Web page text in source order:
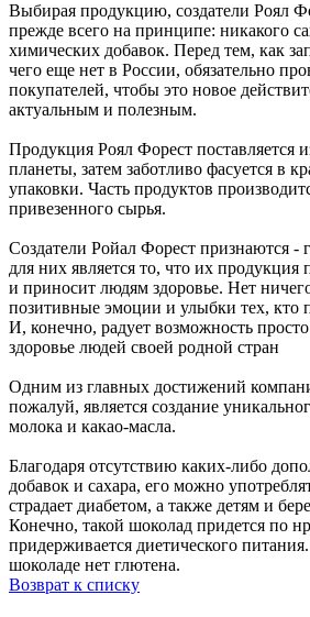
Выбирая продукцию, создатели Роял
прежде всего на принципе: никакого
химических добавок. Перед тем, как
чего еще нет в России, обязательно
покупателей, чтобы это новое
актуальным и полезным.
Продукция Роял Форест поставляется
планеты, затем заботливо фасуется в
упаковки. Часть продуктов
привезенного сырья.
Создатели Ройал Форест признаются -
для них является то, что их продукция
и приносит людям здоровье. Нет
позитивные эмоции и улыбки тех, кто
И, конечно, радует возможность
здоровье людей своей родной стран
Одним из главных достижений
пожалуй, является создание
молока и какао-масла.
Благодаря отсутствию каких-либо
добавок и сахара, его можно
страдает диабетом, а также детям и
Конечно, такой шоколад придется по
придерживается диетического
шоколаде нет глютена.
Возврат к списку